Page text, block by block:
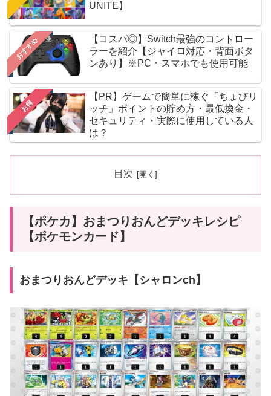
UNITE】
おすすめ
【コスパ◎】Switch最強のコントロー
ラーを紹介【ジャイロ対応・背面ボタ
ンあり】※PC・スマホでも使用可能
お得
【PR】ゲームで簡単に稼ぐ「ちょびリ
ッチ」ポイントの貯め方・最低換金・
セキュリティ・実際に使用している人
は？
目次
【ポケカ】おまつりおんどデッキレシピ
【ポケモンカード】
おまつりおんどデッキ【シャロンch】